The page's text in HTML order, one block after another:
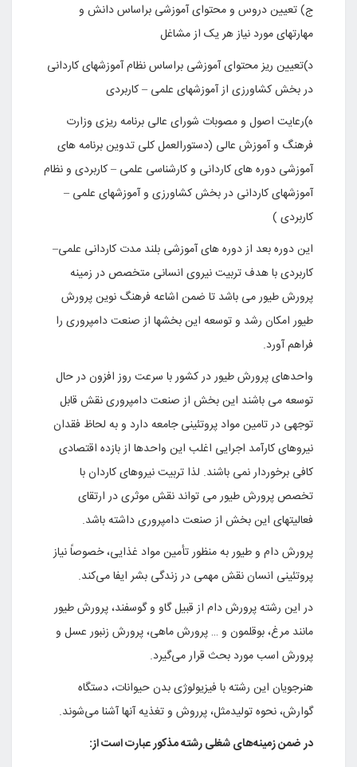
ج‌) تعیین دروس و محتوای آموزشی براساس دانش و
مهارتهای مورد نیاز هر یک از مشاغل
د)تعیین ریز محتوای آموزشی براساس نظام آموزشهای کاردانی
در بخش کشاورزی از آموزشهای علمی –کاربردی
ه)رعایت اصول و مصوبات شورای عالی برنامه ریزی وزارت
فرهنگ و آموزش عالی (دستورالعمل کلی تدوین برنامه های
آموزشی دوره های کاردانی و کارشناسی علمی –کاربردی و نظام
آموزشهای کاردانی در بخش کشاورزی و آموزشهای علمی –
کاربردی )
این دوره بعد از دوره های آموزشی بلند مدت کاردانی علمی–
کاربردی با هدف تربیت نیروی انسانی متخصص در زمینه
پرورش طیور می باشد تا ضمن اشاعه فرهنگ نوین پرورش
طیور امکان رشد و توسعه این بخشها از صنعت دامپروری را
فراهم آورد.
واحدهای پرورش طیور در کشور با سرعت روز افزون در حال
توسعه می باشند این بخش از صنعت دامپروری نقش قابل
توجهی در تامین مواد پروتئینی جامعه دارد و به لحاظ فقدان
نیروهای کارآمد اجرایی اغلب این واحدها از بازده اقتصادی
کافی برخوردار نمی باشند. لذا تربیت نیروهای کاردان با
تخصص پرورش طیور می تواند نقش موثری در ارتقای
فعالیتهای این بخش از صنعت دامپروری داشته باشد.
پرورش دام و طیور به منظور تأمین مواد غذایی، خصوصاً نیاز
پروتئینی انسان نقش مهمی در زندگی بشر ایفا می‌کند.
در این رشته پرورش دام از قبیل گاو و گوسفند، پرورش طیور
مانند مرغ، بوقلمون و … پرورش ماهی، پرورش زنبور عسل و
پرورش اسب مورد بحث قرار می‌گیرد.
هنرجویان این رشته با فیزیولوژی بدن حیوانات، دستگاه
گوارش، نحوه تولیدمثل، پرروش و تغذیه آنها آشنا می‌شوند.
در ضمن زمینه‌های شغلی رشته مذکور عبارت است از: